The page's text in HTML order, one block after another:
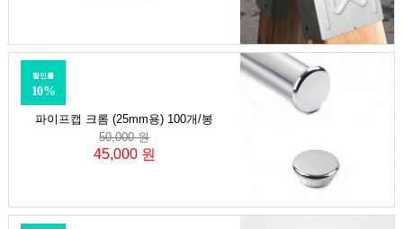
파이프캡 크롬 (25mm용) 100개/봉
할인률
10%
50,000 원
45,000 원